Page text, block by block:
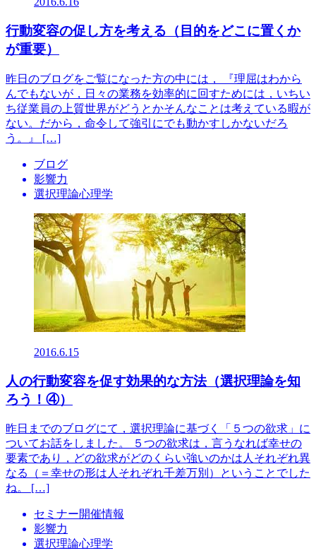
行動変容の促し方を考える（目的をどこに置くか
が重要）
昨日のブログをご覧になった方の中には， 『理屈はわから
んでもないが，日々の業務を効率的に回すためには，いちい
ち従業員の上質世界がどうとかそんなことは考えている暇が
ない。だから，命令して強引にでも動かすしかないだろ
う。』 […]
ブログ
影響力
選択理論心理学
2016.6.15
人の行動変容を促す効果的な方法（選択理論を知
ろう！④）
昨日までのブログにて，選択理論に基づく「５つの欲求」に
ついてお話をしました。 ５つの欲求は，言うなれば幸せの
要素であり，どの欲求がどのくらい強いのかは人それぞれ異
なる（＝幸せの形は人それぞれ千差万別）ということでした
ね。 […]
セミナー開催情報
影響力
選択理論心理学